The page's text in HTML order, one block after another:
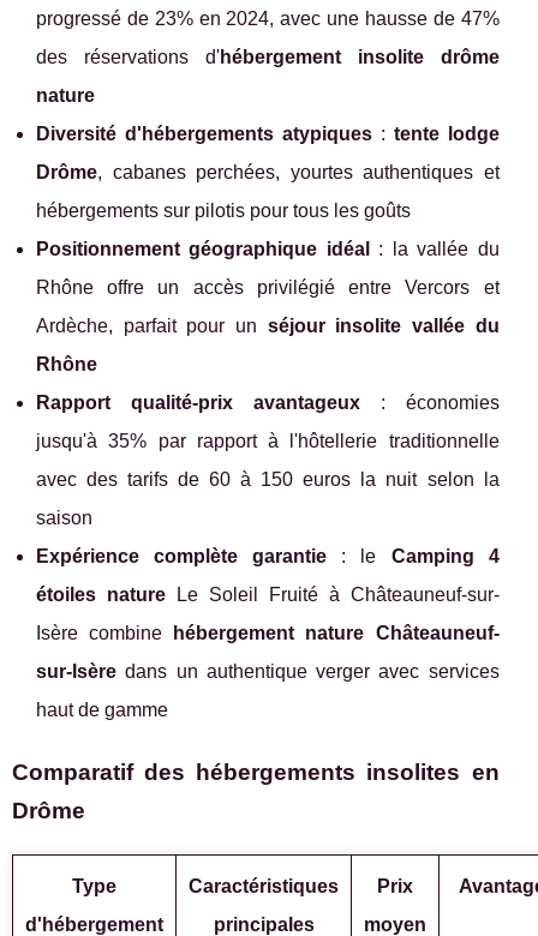
progressé de 23% en 2024, avec une hausse de 47%
des réservations d'hébergement insolite drôme
nature
Diversité d'hébergements atypiques: tente lodge
Drôme, cabanes perchées, yourtes authentiques et
hébergements sur pilotis pour tous les goûts
Positionnement géographique idéal
: la vallée du
Rhône offre un accès privilégié entre Vercors et
Ardèche, parfait pour un séjour insolite vallée du
Rhône
Rapport qualité-prix avantageux: économies
jusqu'à 35% par rapport à l'hôtellerie traditionnelle
avec des tarifs de 60 à 150 euros la nuit selon la
saison
Expérience complète garantie : le Camping 4
étoiles natureLe Soleil Fruité à Châteauneuf-sur-
Isère combine
hébergement nature Châteauneuf-
sur-Isère dans un authentique verger avec services
haut de gamme
Comparatif des hébergements insolites en
Drôme
Type
d'hébergement
Caractéristiques
principales
Prix
moyen